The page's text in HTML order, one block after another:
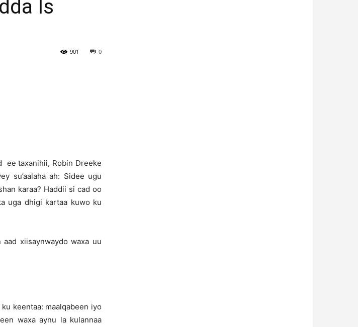
Is
0
901
ee taxanihii, Robin Dreeke
su’aalaha ah: Sidee ugu
karaa? Haddii si cad oo
uga dhigi kartaa kuwo ku
xiisaynwaydo waxa uu
keentaa: maalqabeen iyo
waxa aynu la kulannaa